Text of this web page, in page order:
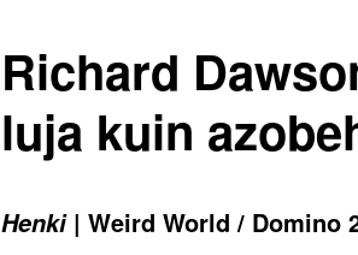
Richard
luja kuin
Henki| Weird World / Domino